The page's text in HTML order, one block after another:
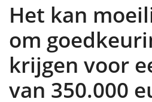
Het kan
om
krijgen voor
van 350.000